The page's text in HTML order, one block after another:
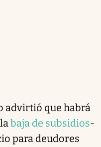
advirtió que habrá
baja de subsidios-
para deudores